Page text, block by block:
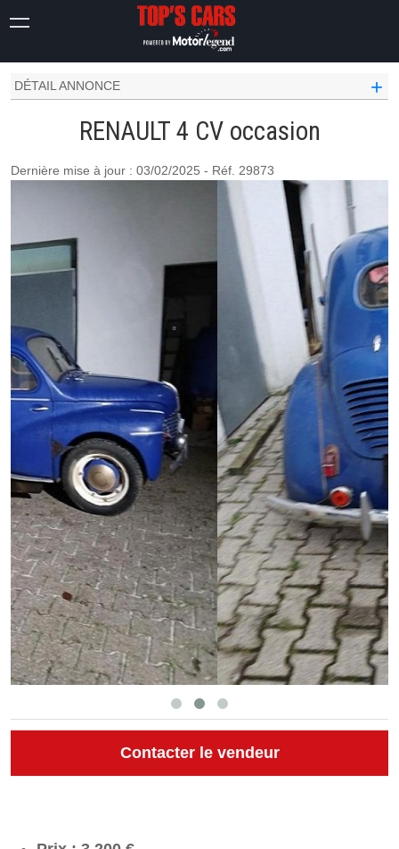
OCCASION VOITURE
4 CV
DÉTAIL ANNONCE
+
RENAULT 4 CV occasion
Dernière mise à jour : 03/02/2025 - Réf. 29873
Contacter le vendeur